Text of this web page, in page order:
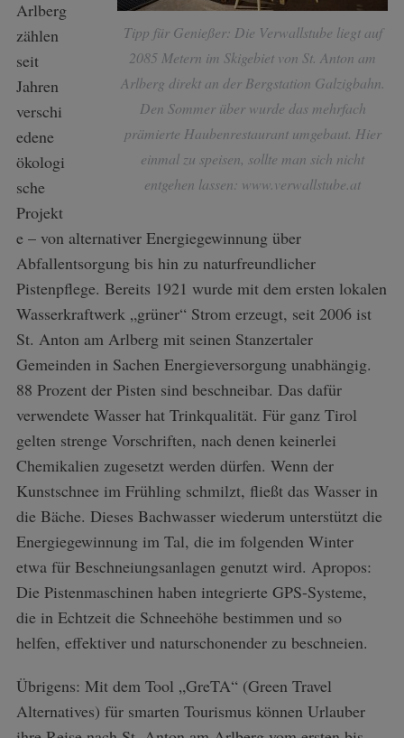
Tipp für Genießer: Die Verwallstube liegt auf
2085 Metern im Skigebiet von St. Anton am
Arlberg direkt an der Bergstation Galzigbahn.
Den Sommer über wurde das mehrfach
prämierte Haubenrestaurant umgebaut. Hier
einmal zu speisen, sollte man sich nicht
entgehen lassen: www.verwallstube.at
Arlberg
zählen
seit
Jahren
verschi
edene
ökologi
sche
Projekt
e – von alternativer Energiegewinnung über
Abfallentsorgung bis hin zu naturfreundlicher
Pistenpflege. Bereits 1921 wurde mit dem ersten lokalen
Wasserkraftwerk „grüner“ Strom erzeugt, seit 2006 ist
St. Anton am Arlberg mit seinen Stanzertaler
Gemeinden in Sachen Energieversorgung unabhängig.
88 Prozent der Pisten sind beschneibar. Das dafür
verwendete Wasser hat Trinkqualität. Für ganz Tirol
gelten strenge Vorschriften, nach denen keinerlei
Chemikalien zugesetzt werden dürfen. Wenn der
Kunstschnee im Frühling schmilzt, fließt das Wasser in
die Bäche. Dieses Bachwasser wiederum unterstützt die
Energiegewinnung im Tal, die im folgenden Winter
etwa für Beschneiungsanlagen genutzt wird. Apropos:
Die Pistenmaschinen haben integrierte GPS-Systeme,
die in Echtzeit die Schneehöhe bestimmen und so
helfen, effektiver und naturschonender zu beschneien.
Übrigens: Mit dem Tool „GreTA“ (Green Travel
Alternatives) für smarten Tourismus können Urlauber